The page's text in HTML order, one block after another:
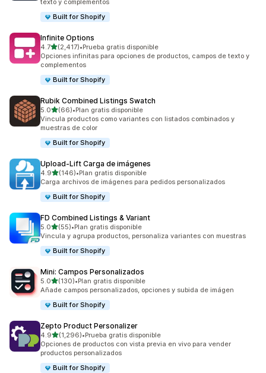
texto y complementos
Built for Shopify
Infinite Options
4.7de 5 estrellas
(2,417)
2417 reseñas en total
•Prueba gratis disponible
Opciones infinitas para opciones de productos, campos de texto y
complementos
Built for Shopify
Rubik Combined Listings Swatch
5.0de 5 estrellas
(66)
66 reseñas en total
•Plan gratis disponible
Vincula productos como variantes con listados combinados y
muestras de color
Built for Shopify
Upload‑Lift Carga de imágenes
4.9de 5 estrellas
(146)
146 reseñas en total
•Plan gratis disponible
Carga archivos de imágenes para pedidos personalizados
Built for Shopify
FD Combined Listings & Variant
5.0de 5 estrellas
(55)
55 reseñas en total
•Plan gratis disponible
Vincula y agrupa productos, personaliza variantes con muestras
Built for Shopify
Mini: Campos Personalizados
5.0de 5 estrellas
(130)
130 reseñas en total
•Plan gratis disponible
Añade campos personalizados, opciones y subida de imágen
Built for Shopify
Zepto Product Personalizer
4.9de 5 estrellas
(1,296)
1296 reseñas en total
•Prueba gratis disponible
Opciones de productos con vista previa en vivo para vender
productos personalizados
Built for Shopify